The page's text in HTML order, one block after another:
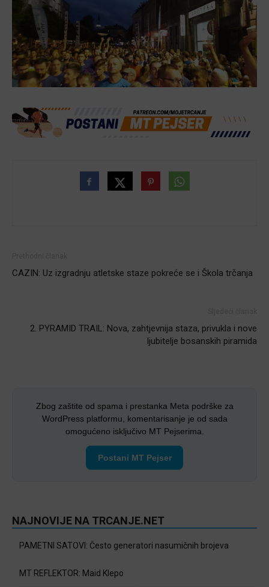
CAZIN: Uz izgradnju atletske staze pokreće se i Škola trčanja
2. PYRAMID TRAIL: Nova, zahtjevnija staza, privukla i nove
ljubitelje bosanskih piramida
Zbog zaštite od spama i prestanka Meta podrške za
WordPress platformu, komentarisanje je od sada
omogućeno isključivo MT Pejserima.
Postani MT Pejser
NAJNOVIJE NA TRCANJE.NET
PAMETNI SATOVI: Često generatori nasumičnih brojeva
MT REFLEKTOR: Maid Klepo